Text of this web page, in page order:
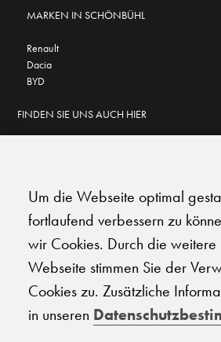
MARKEN IN SCHÖNBÜHL
Renault
Dacia
BYD
FINDEN SIE UNS AUCH HIER
4.6 ★★★★★
★★★★★
© 2026 Carplanet Galliker
Um die Webseite optimal
fortlaufend verbessern zu
wir Cookies. Durch die
Webseite stimmen Sie der
Cookies zu. Zusätzliche
in unseren